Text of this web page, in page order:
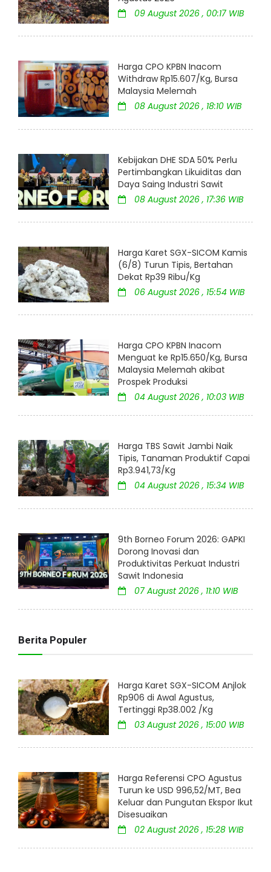
09 August 2026 , 00:17 WIB
Harga CPO KPBN Inacom
Withdraw Rp15.607/Kg, Bursa
Malaysia Melemah
08 August 2026 , 18:10 WIB
Kebijakan DHE SDA 50% Perlu
Pertimbangkan Likuiditas dan
Daya Saing Industri Sawit
08 August 2026 , 17:36 WIB
Harga Karet SGX-SICOM Kamis
(6/8) Turun Tipis, Bertahan
Dekat Rp39 Ribu/Kg
06 August 2026 , 15:54 WIB
Harga CPO KPBN Inacom
Menguat ke Rp15.650/Kg, Bursa
Malaysia Melemah akibat
Prospek Produksi
04 August 2026 , 10:03 WIB
Harga TBS Sawit Jambi Naik
Tipis, Tanaman Produktif Capai
Rp3.941,73/Kg
04 August 2026 , 15:34 WIB
9th Borneo Forum 2026: GAPKI
Dorong Inovasi dan
Produktivitas Perkuat Industri
Sawit Indonesia
07 August 2026 , 11:10 WIB
Berita Populer
Harga Karet SGX-SICOM Anjlok
Rp906 di Awal Agustus,
Tertinggi Rp38.002 /Kg
03 August 2026 , 15:00 WIB
Harga Referensi CPO Agustus
Turun ke USD 996,52/MT, Bea
Keluar dan Pungutan Ekspor Ikut
Disesuaikan
02 August 2026 , 15:28 WIB